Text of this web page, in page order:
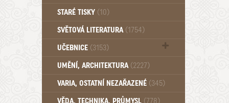
Psychologie a osobní rozvoj (760)
STARÉ TISKY (10)
SVĚTOVÁ LITERATURA (1754)
UČEBNICE (3153)
Učebnice - Jazykové (1297)
Učebnice - VŠ (259)
Učebnice - ZŠ (556)
UMĚNÍ, ARCHITEKTURA (2227)
VARIA, OSTATNÍ NEZAŘAZENÉ (345)
VĚDA, TECHNIKA, PRŮMYSL (778)